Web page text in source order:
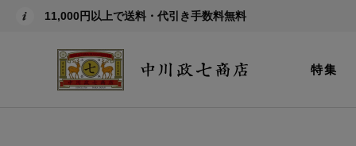
11,000円以上で送料・代引き手数料無料
特集